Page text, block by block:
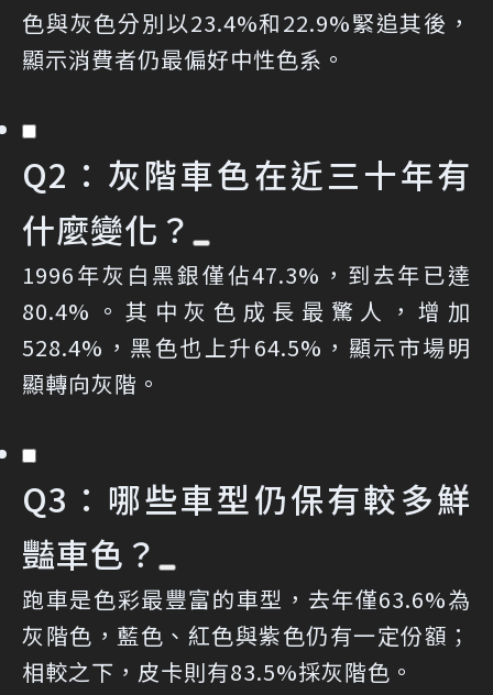
色與灰色分別以23.4%和22.9%緊追其後，
顯示消費者仍最偏好中性色系。
Q2：灰階車色在近三十年有
什麼變化？
1996年灰白黑銀僅佔47.3%，到去年已達
80.4%。其中灰色成長最驚人，增加
528.4%，黑色也上升64.5%，顯示市場明
顯轉向灰階。
Q3：哪些車型仍保有較多鮮
豔車色？
跑車是色彩最豐富的車型，去年僅63.6%為
灰階色，藍色、紅色與紫色仍有一定份額；
相較之下，皮卡則有83.5%採灰階色。